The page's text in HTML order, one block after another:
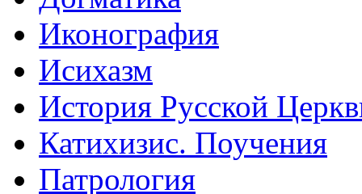
Иконография
Исихазм
История Русской
Катихизис. Поучения
Патрология